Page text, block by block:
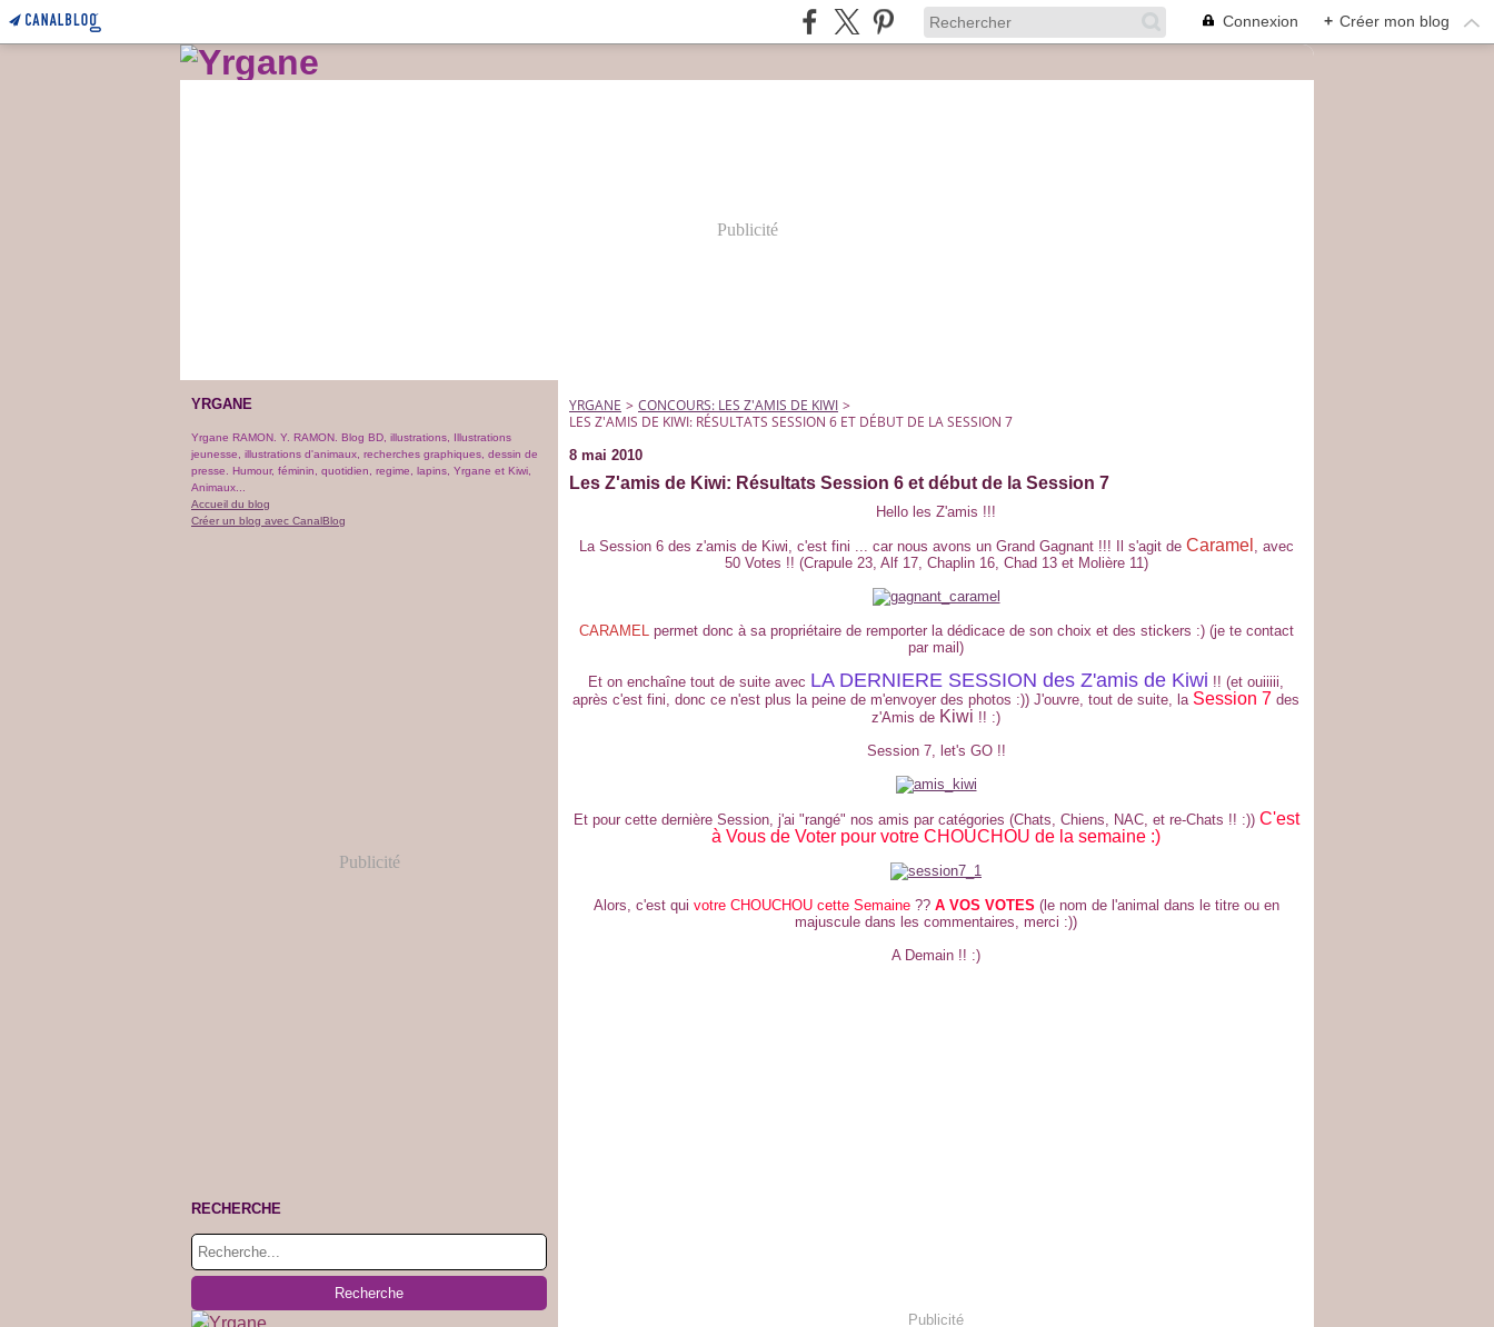
Connexion + Créer mon blog
Publicité
YRGANE
Yrgane RAMON. Y. RAMON. Blog BD, illustrations, Illustrations
jeunesse, illustrations d'animaux, recherches graphiques, dessin de
presse. Humour, féminin, quotidien, regime, lapins, Yrgane et Kiwi,
Animaux...
Accueil du blog
Créer un blog avec CanalBlog
Publicité
RECHERCHE
YRGANE > CONCOURS: LES Z'AMIS DE KIWI >
LES Z'AMIS DE KIWI: RÉSULTATS SESSION 6 ET DÉBUT DE LA SESSION 7
8 mai 2010
Les Z'amis de Kiwi: Résultats Session 6 et début de la Session 7
Hello les Z'amis !!!
La Session 6 des z'amis de Kiwi, c'est fini ... car nous avons un Grand Gagnant !!! Il s'agit de Caramel , avec
50 Votes !! (Crapule 23, Alf 17, Chaplin 16, Chad 13 et Molière 11)
CARAMELpermet donc à sa propriétaire de remporter la dédicace de son choix et des stickers :) (je te contact
par mail)
Et on enchaîne tout de suite avec LA DERNIERE SESSION des Z'amis de Kiwi !! (et ouiiiii,
après c'est fini, donc ce n'est plus la peine de m'envoyer des photos :)) J'ouvre, tout de suite, la Session 7 des
z'Amis de Kiwi !! :)
Session 7, let's GO !!
Et pour cette dernière Session, j'ai "rangé" nos amis par catégories (Chats, Chiens, NAC, et re-Chats !! :)) C'est
à Vous de Voter pour votre CHOUCHOU de la semaine :)
Alors, c'est qui votre CHOUCHOU cette Semaine?? A VOS VOTES (le nom de l'animal dans le titre ou en
majuscule dans les commentaires, merci :))
A Demain !! :)
Publicité